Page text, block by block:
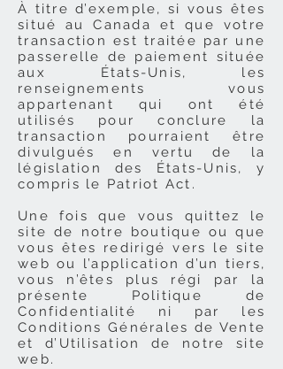
À titre d’exemple, si vous êtes
situé au Canada et que votre
transaction est traitée par une
passerelle de paiement située
aux États-Unis, les
renseignements vous
appartenant qui ont été
utilisés pour conclure la
transaction pourraient être
divulgués en vertu de la
législation des États-Unis, y
compris le Patriot Act.
Une fois que vous quittez le
site de notre boutique ou que
vous êtes redirigé vers le site
web ou l’application d’un tiers,
vous n’êtes plus régi par la
présente Politique de
Confidentialité ni par les
Conditions Générales de Vente
et d’Utilisation de notre site
web.